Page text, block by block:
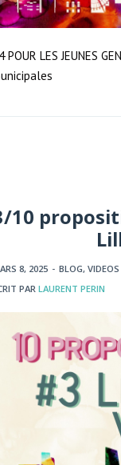
POUR LES JEUNES
10
8, 2025 - BLOG,
PARLAURENT PERIN